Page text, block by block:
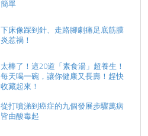
簡單
下床像踩到針、走路腳劇痛足底筋膜
炎惹禍！
太棒了！這20道「素食湯」超養生！
每天喝一碗，讓你健康又長壽！趕快
收藏起來！
從打噴涕到癌症的九個發展步驟萬病
皆由酸毒起